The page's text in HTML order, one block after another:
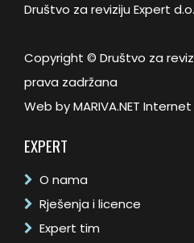
Društvo za reviziju Expert
Copyright © Društvo za
prava zadržana
Web byMARIVA.NET
EXPERT
O nama
Rješenja i licence
Expert tim